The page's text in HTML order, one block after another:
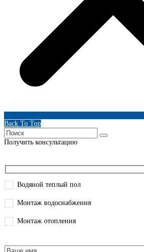
Back To Top
Получить консультацию
Водяной теплый пол
Монтаж водоснабжения
Монтаж отопления